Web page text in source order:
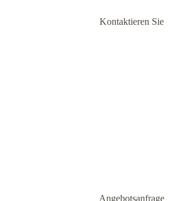
Kontaktieren Sie
Angebotsanfrage